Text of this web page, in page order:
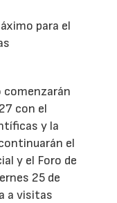
para el
comenzarán
con el
y la
el
y el Foro de
25 de
a visitas